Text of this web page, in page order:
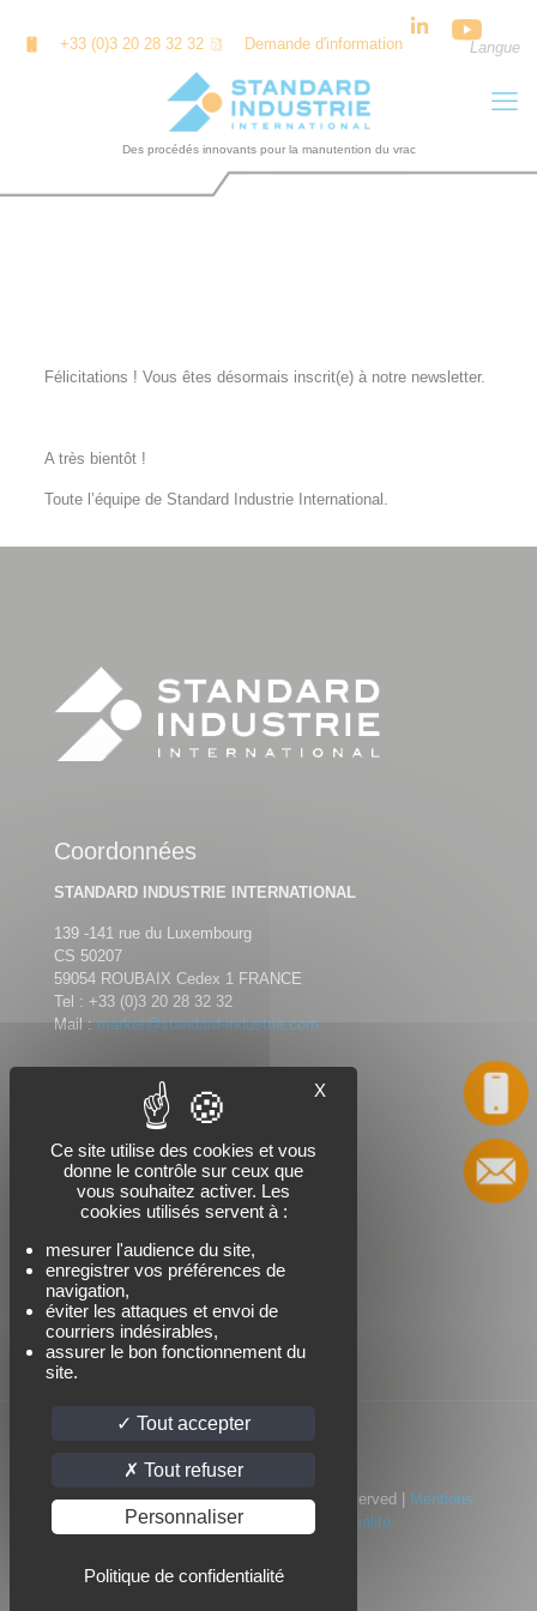
+33 (0)3 20 28 32 32 Demande d'information Langue
Félicitations ! Vous êtes désormais inscrit(e) à notre newsletter.
A très bientôt !
Toute l’équipe de Standard Industrie International.
Coordonnées
STANDARD INDUSTRIE INTERNATIONAL
139 -141 rue du Luxembourg
CS 50207
59054 ROUBAIX Cedex 1 FRANCE
Tel : +33 (0)3 20 28 32 32
Mail : market@standard-industrie.com
Nous suivre
© 2022 Standard Industrie | All Rights Reserved |
Mentions
légales|Politique de confidentialité
Contact
X
Ce site utilise des cookies et vous
donne le contrôle sur ceux que
vous souhaitez activer. Les
cookies utilisés servent à :
mesurer l'audience du site,
enregistrer vos préférences de
navigation,
éviter les attaques et envoi de
courriers indésirables,
assurer le bon fonctionnement du
site.
Tout accepter
Tout refuser
Personnaliser
Politique de confidentialité